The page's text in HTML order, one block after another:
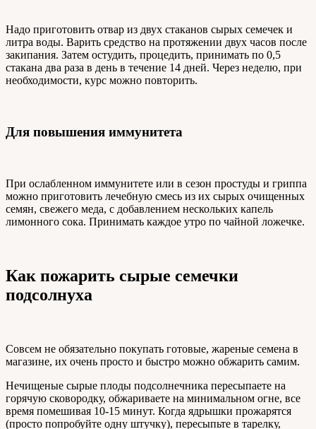
Надо приготовить отвар из двух стаканов сырых семечек и
литра воды. Варить средство на протяжении двух часов после
закипания. Затем остудить, процедить, принимать по 0,5
стакана два раза в день в течение 14 дней. Через неделю, при
необходимости, курс можно повторить.
Для повышения иммунитета
При ослабленном иммунитете или в сезон простуды и гриппа
можно приготовить лечебную смесь из их сырых очищенных
семян, свежего меда, с добавлением нескольких капель
лимонного сока. Принимать каждое утро по чайной ложечке.
Как пожарить сырые семечки
подсолнуха
Совсем не обязательно покупать готовые, жареные семена в
магазине, их очень просто и быстро можно обжарить самим.
Нечищеные сырые плоды подсолнечника пересыпаете на
горячую сковородку, обжариваете на минимальном огне, все
время помешивая 10-15 минут. Когда ядрышки прожарятся
(просто попробуйте одну штучку), пересыпьте в тарелку,